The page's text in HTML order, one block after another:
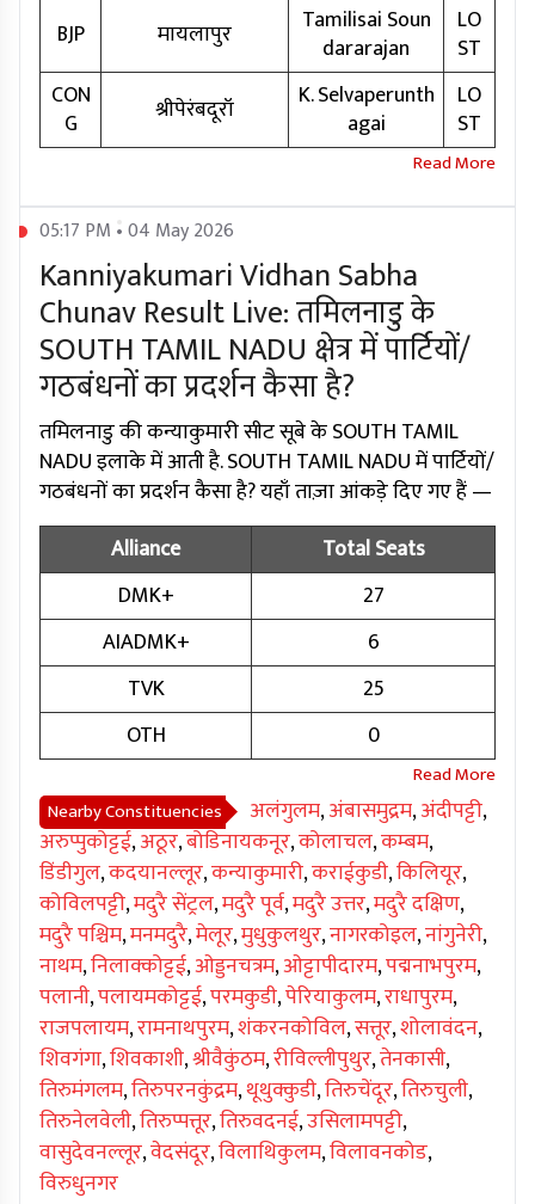
BJP
मायलापुर
Tamilisai Soun
dararajan
LO
ST
CON
G
श्रीपेरंबदूरॉ
K. Selvaperunth
agai
LO
ST
05:17 PM • 04 May 2026
Kanniyakumari Vidhan Sabha
Chunav Result Live: तमिलनाडु के
SOUTH TAMIL NADU क्षेत्र में पार्टियों/
गठबंधनों का प्रदर्शन कैसा है?
तमिलनाडु की कन्याकुमारी सीट सूबे के SOUTH TAMIL
NADU इलाके में आती है. SOUTH TAMIL NADU में पार्टियों/
गठबंधनों का प्रदर्शन कैसा है? यहाँ ताज़ा आंकड़े दिए गए हैं —
Alliance
Total Seats
DMK+
27
AIADMK+
6
TVK
25
OTH
0
Nearby Constituencies अलंगुलम,अंबासमुद्रम,अंदीपट्टी,
अरुप्पुकोट्टई,अठूर,बोडिनायकनूर,कोलाचल,कम्बम,
डिंडीगुल,कदयानल्लूर,कन्याकुमारी,कराईकुडी,किलियूर,
कोविलपट्टी,मदुरै सेंट्रल,मदुरै पूर्व,मदुरै उत्तर,मदुरै दक्षिण,
मदुरै पश्चिम,मनमदुरै,मेलूर,मुधुकुलथुर,नागरकोइल,नांगुनेरी,
नाथम,निलाक्कोट्टई,ओड्डनचत्रम,ओट्टापीदारम,पद्मनाभपुरम,
पलानी,पलायमकोट्टई,परमकुडी,पेरियाकुलम,राधापुरम,
राजपलायम,रामनाथपुरम,शंकरनकोविल,सत्तूर,शोलावंदन,
शिवगंगा,शिवकाशी,श्रीवैकुंठम,रीविल्लीपुथुर,तेनकासी,
तिरुमंगलम,तिरुपरनकुंद्रम,थूथुक्कुडी,तिरुचेंदूर,तिरुचुली,
तिरुनेलवेली,तिरुप्पत्तूर,तिरुवदनई,उसिलामपट्टी,
वासुदेवनल्लूर,वेदसंदूर,विलाथिकुलम,विलावनकोड,
विरुधुनगर